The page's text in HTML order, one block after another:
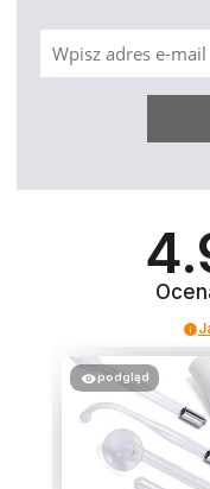
podgląd